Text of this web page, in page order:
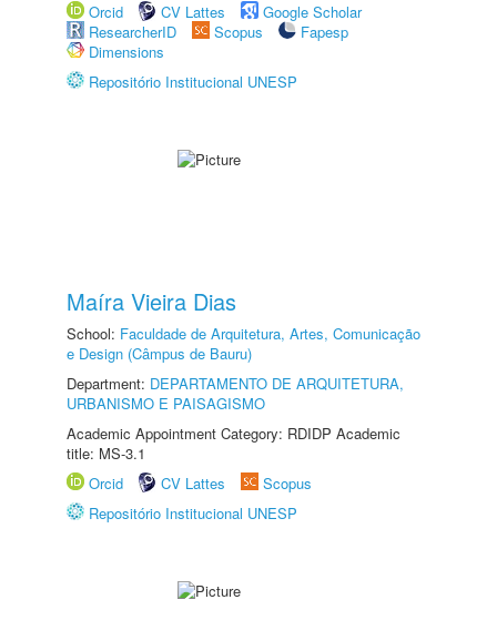
Orcid
CV Lattes
Google Scholar
ResearcherID
Scopus
Fapesp
Dimensions
Repositório Institucional UNESP
Maíra Vieira Dias
School: Faculdade de Arquitetura, Artes, Comunicação
e Design (Câmpus de Bauru)
Department: DEPARTAMENTO DE ARQUITETURA,
URBANISMO E PAISAGISMO
Academic Appointment Category: RDIDP Academic
title: MS-3.1
Orcid
CV Lattes
Scopus
Repositório Institucional UNESP